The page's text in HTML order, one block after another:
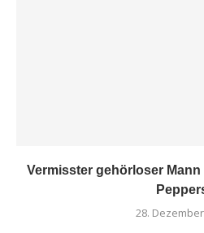
Vermisster gehörloser
28.